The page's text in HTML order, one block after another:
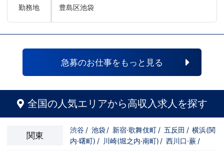
不安な表情が笑顔に変わっていく瞬間を見
届けることが、この仕事の大きなやりがい
だと語ってくれました。動画では、入社の
できたポイント、将来の展望までリアルに
勤務地 豊島区池袋
急募のお仕事をもっと見る
全国の人気エリアから高収入求人を探す
関東
渋谷 / 池袋 / 新宿·歌舞伎町 / 五反田 / 横浜(関
内·曙町) / 川崎(堀之内·南町) / 西川口·蕨 /